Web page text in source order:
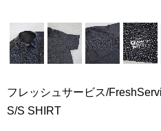
フレッシュサービス/
S/S SHIRT